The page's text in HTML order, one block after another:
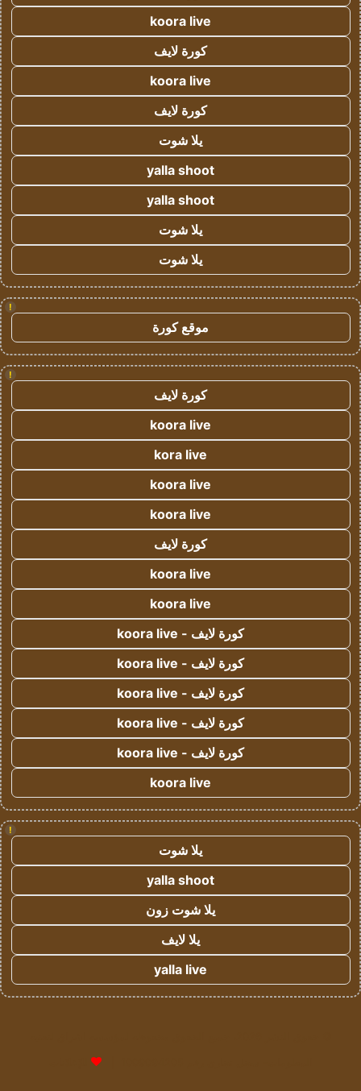
koora live
كورة لايف
koora live
كورة لايف
يلا شوت
yalla shoot
yalla shoot
يلا شوت
يلا شوت
!
موقع كورة
!
كورة لايف
koora live
kora live
koora live
koora live
كورة لايف
koora live
koora live
كورة لايف - koora live
كورة لايف - koora live
كورة لايف - koora live
كورة لايف - koora live
كورة لايف - koora live
koora live
!
يلا شوت
yalla shoot
يلا شوت زون
يلا لايف
yalla live